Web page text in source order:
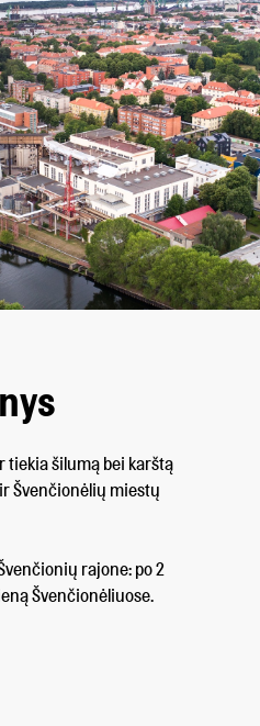
tiekia šilumą bei karštą
Švenčionėlių miestų
rajone: po 2
Švenčionėliuose.